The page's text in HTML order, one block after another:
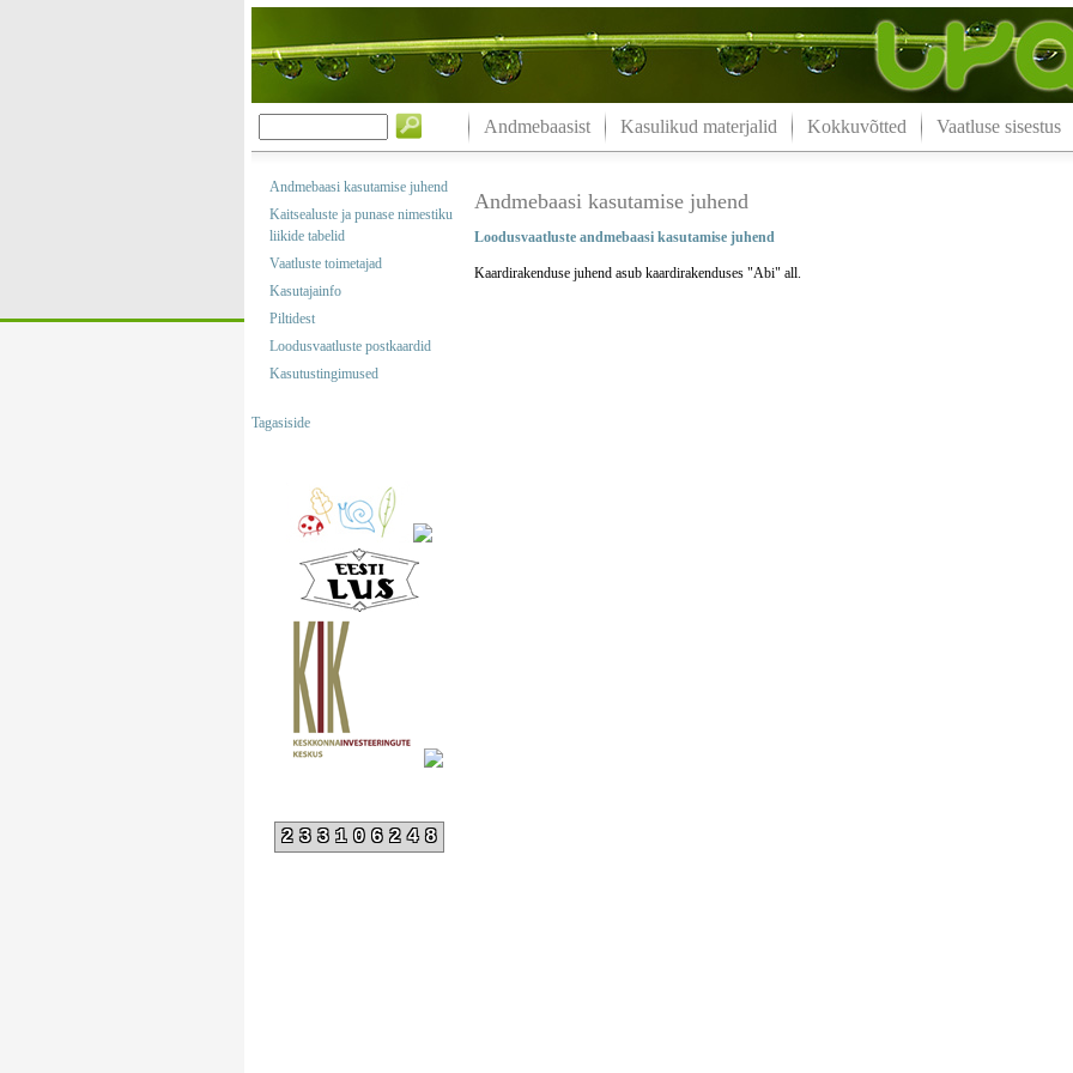
Andmebaasist Kasulikud materjalid Kokkuvõtted Vaatluse sisestus
Andmebaasi kasutamise juhend
Kaitsealuste ja punase nimestiku
liikide tabelid
Vaatluste toimetajad
Kasutajainfo
Piltidest
Loodusvaatluste postkaardid
Kasutustingimused
Tagasiside
233106248
Andmebaasi kasutamise juhend
Loodusvaatluste andmebaasi kasutamise juhend
Kaardirakenduse juhend asub kaardirakenduses "Abi" all.